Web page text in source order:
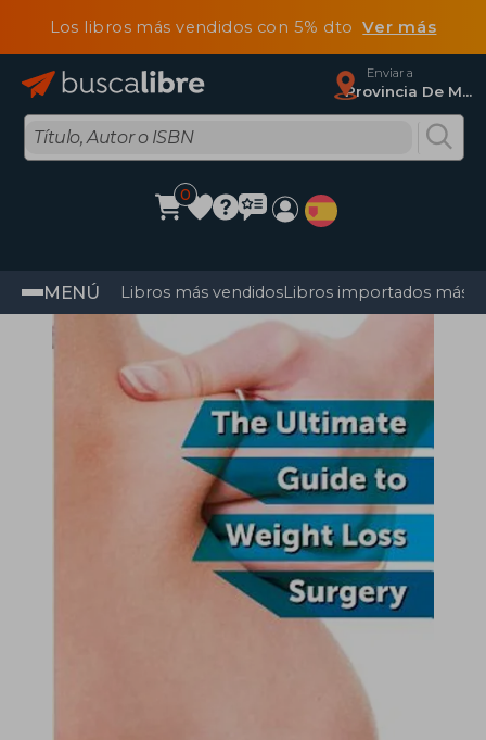
Los libros más vendidos con 5% dtoVer más
Enviar a
Provincia De Madrid
0
MENÚ Libros más vendidosLibros importados más